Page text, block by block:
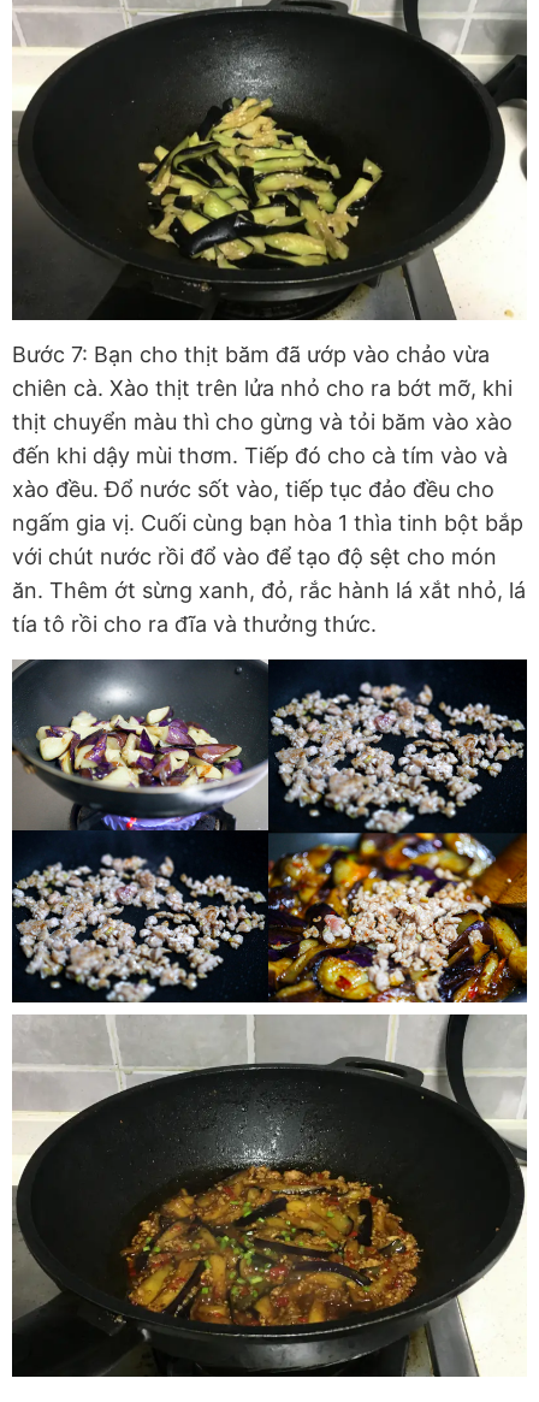
Bước 7: Bạn cho thịt băm đã ướp vào chảo vừa
chiên cà. Xào thịt trên lửa nhỏ cho ra bớt mỡ, khi
thịt chuyển màu thì cho gừng và tỏi băm vào xào
đến khi dậy mùi thơm. Tiếp đó cho cà tím vào và
xào đều. Đổ nước sốt vào, tiếp tục đảo đều cho
ngấm gia vị. Cuối cùng bạn hòa 1 thìa tinh bột bắp
với chút nước rồi đổ vào để tạo độ sệt cho món
ăn. Thêm ớt sừng xanh, đỏ, rắc hành lá xắt nhỏ, lá
tía tô rồi cho ra đĩa và thưởng thức.